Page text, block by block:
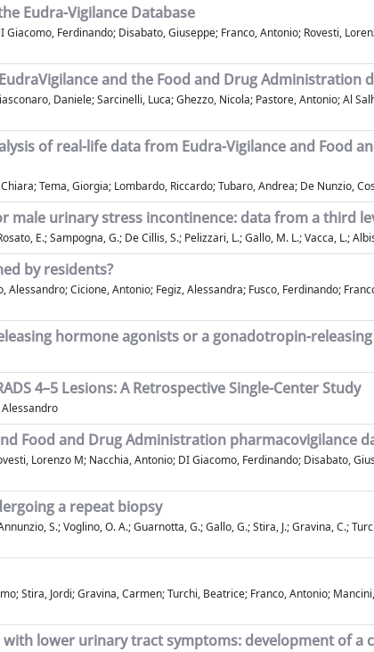
Eudra-Vigilance Database
Ferdinando; Disabato, Giuseppe; Franco, Antonio; Rovesti,
and the Food and Drug Administration
Daniele; Sarcinelli, Luca; Ghezzo, Nicola; Pastore, Antonio; Al
of real-life data from Eudra-Vigilance and Food
Tema, Giorgia; Lombardo, Riccardo; Tubaro, Andrea; De Nunzio,
male urinary stress incontinence: data from a third
E.; Sampogna, G.; De Cillis, S.; Pelizzari, L.; Gallo, M. L.; Vacca, L.;
by residents?
Cicione, Antonio; Fegiz, Alessandra; Fusco, Ferdinando;
hormone agonists or a gonadotropin-
4–5 Lesions: A Retrospective Single-Center Study
Food and Drug Administration pharmacovigilance
Lorenzo M; Nacchia, Antonio; DI Giacomo, Ferdinando; Disabato,
a repeat biopsy
S.; Voglino, O. A.; Guarnotta, G.; Gallo, G.; Stira, J.; Gravina, C.;
Stira, Jordi; Gravina, Carmen; Turchi, Beatrice; Franco, Antonio;
lower urinary tract symptoms: development of a